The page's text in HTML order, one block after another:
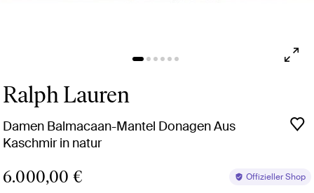
Ralph Lauren
Damen Balmacaan-Mantel Donagen Aus
Kaschmir in natur
6.000,00 € Offizieller Shop